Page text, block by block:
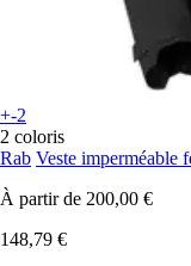
+-2
2 coloris
Rab Veste imperméable
À partir de 200,00 €
148,79 €